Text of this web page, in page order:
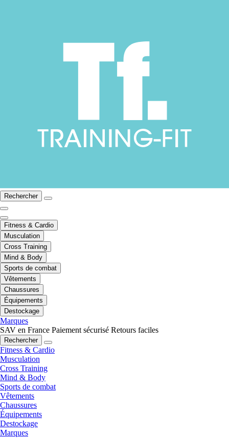
Rechercher
Fitness & Cardio
Musculation
Cross Training
Mind & Body
Sports de combat
Vêtements
Chaussures
Équipements
Destockage
Marques
SAV en France Paiement sécurisé Retours faciles
Rechercher
Fitness & Cardio
Musculation
Cross Training
Mind & Body
Sports de combat
Vêtements
Chaussures
Équipements
Destockage
Marques